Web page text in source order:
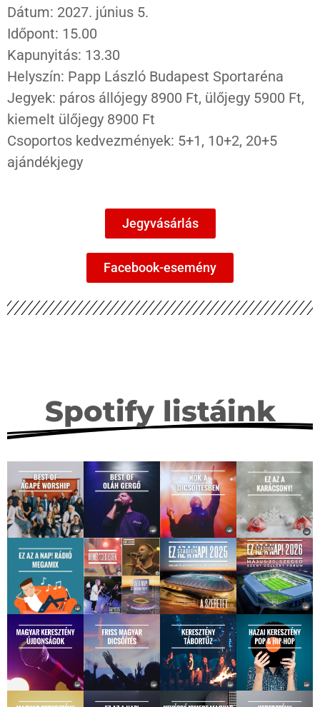
Dátum: 2027. június 5.
Időpont: 15.00
Kapunyitás: 13.30
Helyszín: Papp László Budapest Sportaréna
Jegyek: páros állójegy 8900 Ft, ülőjegy 5900 Ft,
kiemelt ülőjegy 8900 Ft
Csoportos kedvezmények: 5+1, 10+2, 20+5
ajándékjegy
Jegyvásárlás
Facebook-esemény
Spotify listáink